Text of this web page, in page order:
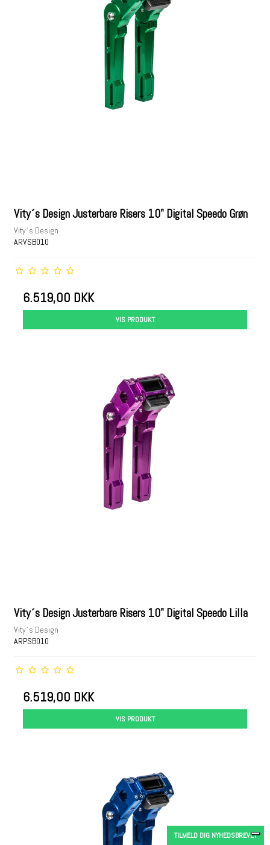
Vity´s Design Justerbare Risers 10" Digital Speedo Grøn
Vity´s Design
ARVSB010
6.519,00 DKK
VIS PRODUKT
Vity´s Design Justerbare Risers 10" Digital Speedo Lilla
Vity´s Design
ARPSB010
6.519,00 DKK
VIS PRODUKT
TILMELD DIG NYHEDSBREVET